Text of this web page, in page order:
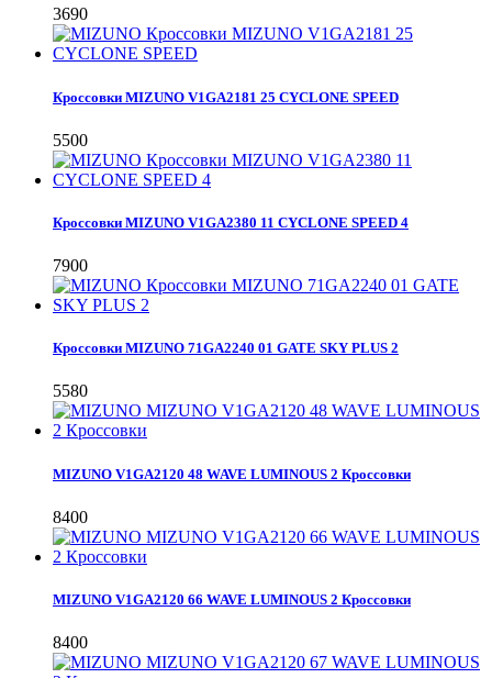
3690
Кроссовки MIZUNO V1GA2181 25 CYCLONE SPEED
5500
Кроссовки MIZUNO V1GA2380 11 CYCLONE SPEED 4
7900
Кроссовки MIZUNO 71GA2240 01 GATE SKY PLUS 2
5580
MIZUNO V1GA2120 48 WAVE LUMINOUS 2 Кроссовки
8400
MIZUNO V1GA2120 66 WAVE LUMINOUS 2 Кроссовки
8400